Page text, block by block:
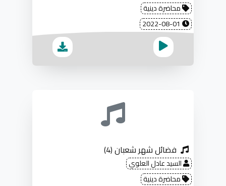
محاضرة دينية
فضائل شهر شعبان (4)
السيد عادل العلوي
محاضرة دينية